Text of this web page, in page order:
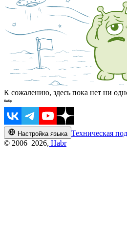
К сожалению, здесь пока нет ни
Настройка языка Техническая
© 2006–2026, Habr